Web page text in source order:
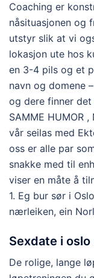
Coaching er
nåsituasjonen og
utstyr slik at vi
lokasjon ute hos
en 3-4 pils og et
navn og domene
og dere finner det
SAMME HUMOR
vår seilas med
oss er alle par
snakke med til
viser en måte å
1. Eg bur sør i
nærleiken, ein
Sexdate i
De rolige, lange